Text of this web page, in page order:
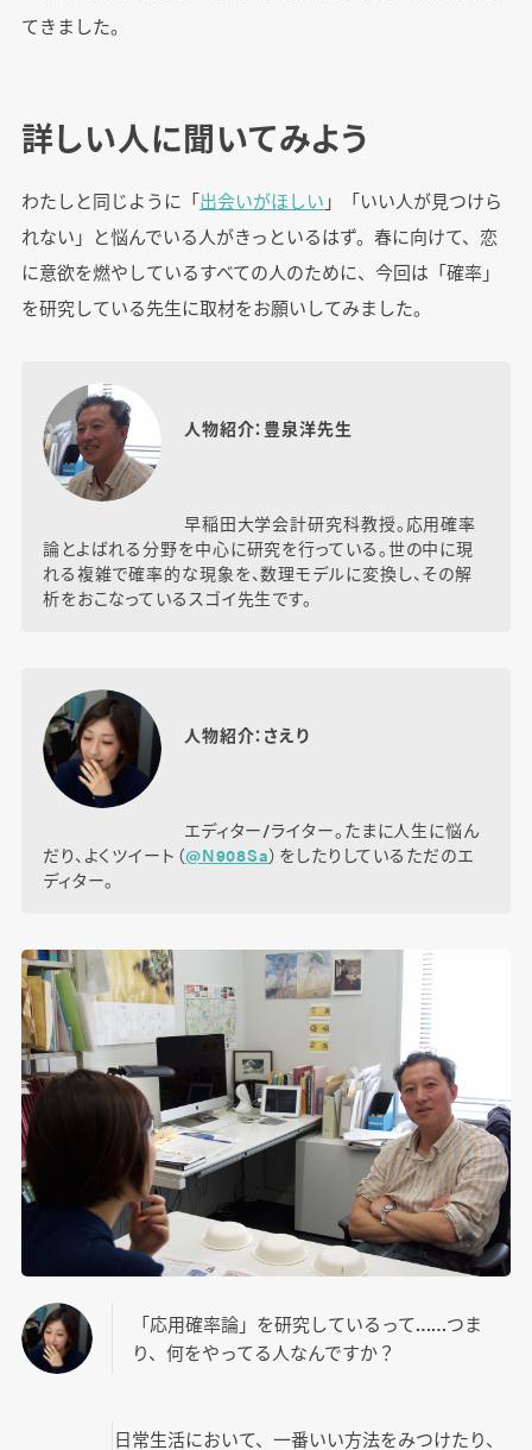
てきました。
詳しい人に聞いてみよう
わたしと同じように「出会いがほしい 」「いい人が見つけら
れない」と悩んでいる人がきっといるはず。春に向けて、恋
に意欲を燃やしているすべての人のために、今回は「確率」
を研究している先生に取材をお願いしてみました。
人物紹介：豊泉洋先生
早稲田大学会計研究科教授。応用確率
論とよばれる分野を中心に研究を行っている。世の中に現
れる複雑で確率的な現象を、数理モデルに変換し、その解
析をおこなっているスゴイ先生です。
人物紹介：さえり
エディター/ライター。たまに人生に悩ん
だり、よくツイート（@N908Sa）をしたりしているただのエ
ディター。
「応用確率論」を研究しているって……つま
り、何をやってる人なんですか？
日常生活において、一番いい方法をみつけたり、